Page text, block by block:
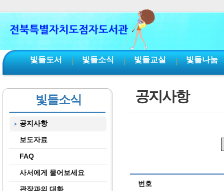
빛들도서 빛들소식 빛들교실 빛들나눔
빛들소식
공지사항
보도자료
FAQ
사서에게 물어보세요
관장과의 대화
공지사항
번호